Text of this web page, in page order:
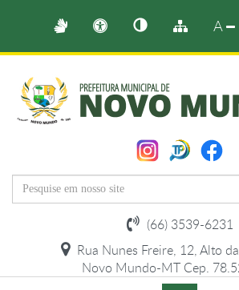
A
(66) 3539-6231
Rua Nunes Freire, 12, Alto
Novo Mundo-MT Cep.